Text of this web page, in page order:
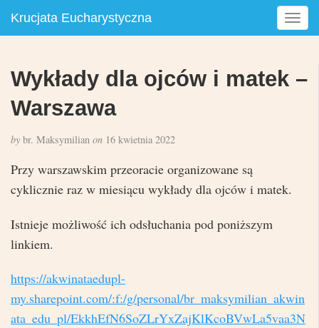
Krucjata Eucharystyczna
T
o
Wykłady dla ojców i matek –
Warszawa
by br. Maksymilian on 16 kwietnia 2022
Przy warszawskim przeoracie organizowane są
cyklicznie raz w miesiącu wykłady dla ojców i matek.
Istnieje możliwość ich odsłuchania pod poniższym
linkiem.
https://akwinataedupl-
my.sharepoint.com/:f:/g/personal/br_maksymilian_akwin
ata_edu_pl/EkkhEfN6SoZLrYxZajKlKcoBVwLa5vaa3N